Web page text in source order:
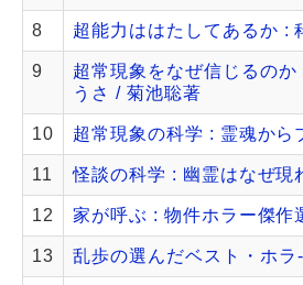
8 超能力ははたしてあるか :
9
超常現象をなぜ信じるの
うさ / 菊池聡著
10 超常現象の科学 : 霊魂か
11 怪談の科学 : 幽霊はなぜ現
12 家が呼ぶ : 物件ホラー傑作
13 乱歩の選んだベスト・ホ